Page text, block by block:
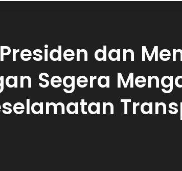
dan
Segera